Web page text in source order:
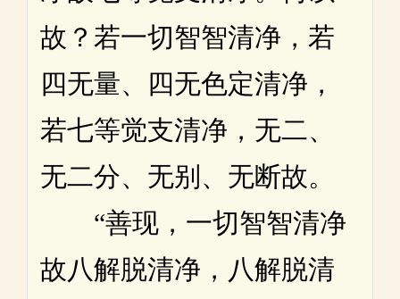
故？若一切智智清净，若
四无量、四无色定清净，
若七等觉支清净，无二、
无二分、无别、无断故。
“善现，一切智智清净
故八解脱清净，八解脱清